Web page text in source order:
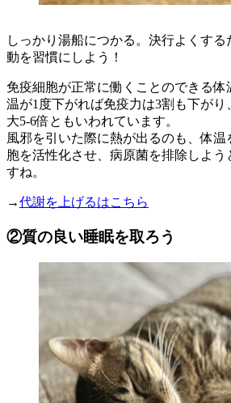
しっかり湯船につかる。決行よくす
動を習慣にしよう！
免疫細胞が正常に働くことのできる体
温が1度下がれば免疫力は3割も下が
大5-6倍ともいわれています。
風邪を引いた際に熱が出るのも、体
胞を活性化させ、病原菌を排除しよ
すね。
→代謝を上げるはこちら
②質の良い睡眠を取ろう